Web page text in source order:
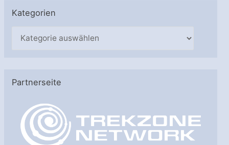
Kategorien
g
Partnerseite